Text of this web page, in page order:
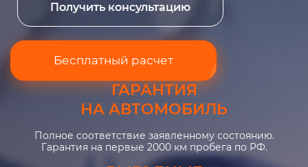
Получить консультацию
Бесплатный расчет
ГАРАНТИЯ
НА АВТОМОБИЛЬ
Полное соответствие заявленному состоянию.
Гарантия на первые 2000 км пробега по РФ.